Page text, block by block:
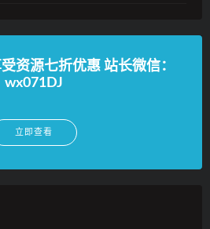
资源七折优惠 站长微信：
wx071DJ
立即查看